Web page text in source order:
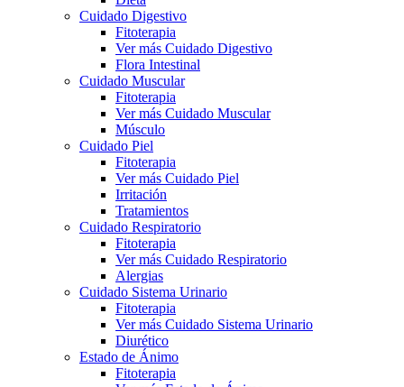
Cuidado Digestivo
Fitoterapia
Ver más Cuidado Digestivo
Flora Intestinal
Cuidado Muscular
Fitoterapia
Ver más Cuidado Muscular
Músculo
Cuidado Piel
Fitoterapia
Ver más Cuidado Piel
Irritación
Tratamientos
Cuidado Respiratorio
Fitoterapia
Ver más Cuidado Respiratorio
Alergias
Cuidado Sistema Urinario
Fitoterapia
Ver más Cuidado Sistema Urinario
Diurético
Estado de Ánimo
Fitoterapia